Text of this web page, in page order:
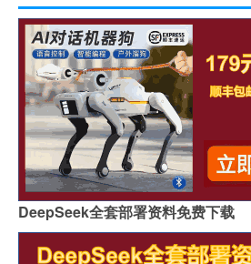
DeepSeek全套部署资料免费下载